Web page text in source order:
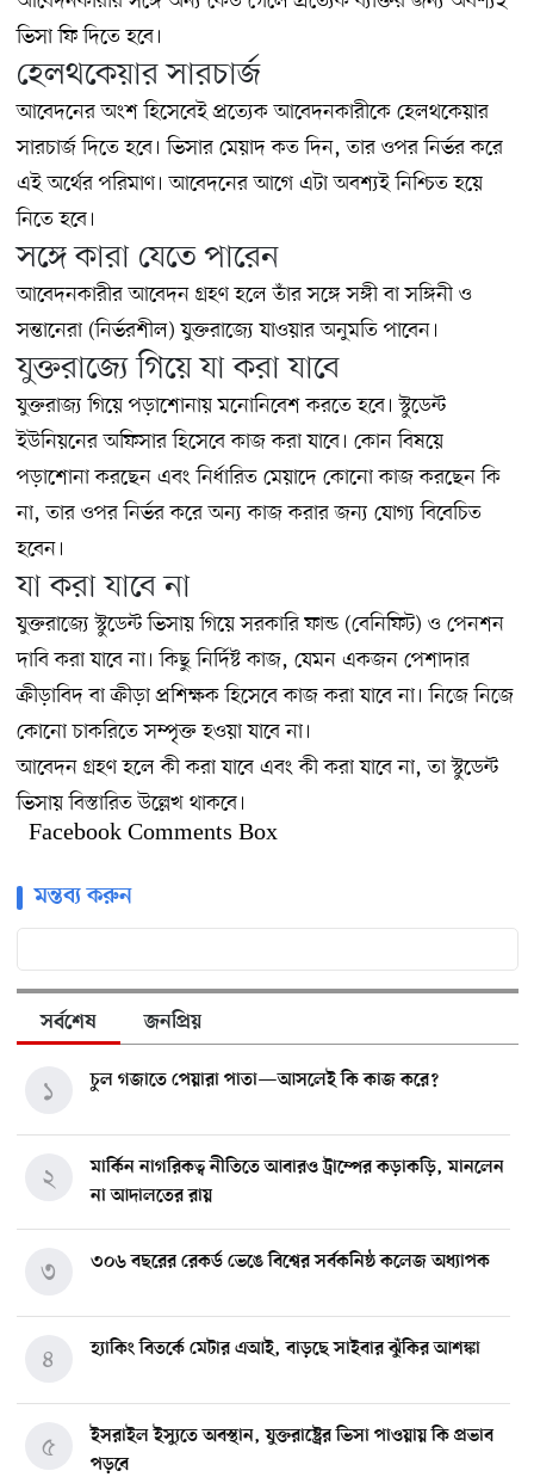
ভিসা ফি দিতে হবে।
হেলথকেয়ার সারচার্জ
আবেদনের অংশ হিসেবেই প্রত্যেক আবেদনকারীকে হেলথকেয়ার
সারচার্জ দিতে হবে। ভিসার মেয়াদ কত দিন, তার ওপর নির্ভর করে
এই অর্থের পরিমাণ। আবেদনের আগে এটা অবশ্যই নিশ্চিত হয়ে
নিতে হবে।
সঙ্গে কারা যেতে পারেন
আবেদনকারীর আবেদন গ্রহণ হলে তাঁর সঙ্গে সঙ্গী বা সঙ্গিনী ও
সন্তানেরা (নির্ভরশীল) যুক্তরাজ্যে যাওয়ার অনুমতি পাবেন।
যুক্তরাজ্যে গিয়ে যা করা যাবে
যুক্তরাজ্য গিয়ে পড়াশোনায় মনোনিবেশ করতে হবে। স্টুডেন্ট
ইউনিয়নের অফিসার হিসেবে কাজ করা যাবে। কোন বিষয়ে
পড়াশোনা করছেন এবং নির্ধারিত মেয়াদে কোনো কাজ করছেন কি
না, তার ওপর নির্ভর করে অন্য কাজ করার জন্য যোগ্য বিবেচিত
হবেন।
যা করা যাবে না
যুক্তরাজ্যে স্টুডেন্ট ভিসায় গিয়ে সরকারি ফান্ড (বেনিফিট) ও পেনশন
দাবি করা যাবে না। কিছু নির্দিষ্ট কাজ, যেমন একজন পেশাদার
ক্রীড়াবিদ বা ক্রীড়া প্রশিক্ষক হিসেবে কাজ করা যাবে না। নিজে নিজে
কোনো চাকরিতে সম্পৃক্ত হওয়া যাবে না।
আবেদন গ্রহণ হলে কী করা যাবে এবং কী করা যাবে না, তা স্টুডেন্ট
ভিসায় বিস্তারিত উল্লেখ থাকবে।
Facebook Comments Box
মন্তব্য করুন
সর্বশেষ জনপ্রিয়
চুল গজাতে পেয়ারা পাতা—আসলেই কি কাজ করে?
১
মার্কিন নাগরিকত্ব নীতিতে আবারও ট্রাম্পের কড়াকড়ি, মানলেন
না আদালতের রায়
২
৩০৬ বছরের রেকর্ড ভেঙে বিশ্বের সর্বকনিষ্ঠ কলেজ অধ্যাপক
৩
হ্যাকিং বিতর্কে মেটার এআই, বাড়ছে সাইবার ঝুঁকির আশঙ্কা
৪
ইসরাইল ইস্যুতে অবস্থান, যুক্তরাষ্ট্রের ভিসা পাওয়ায় কি প্রভাব
পড়বে
৫